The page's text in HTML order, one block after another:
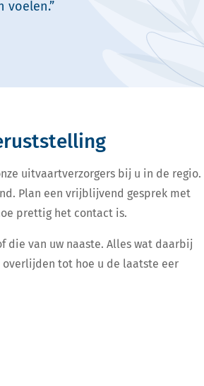
uitvaartverzorgers bij u in de regio.
Plan een vrijblijvend gesprek met
prettig het contact is.
die van uw naaste. Alles wat daarbij
overlijden tot hoe u de laatste eer